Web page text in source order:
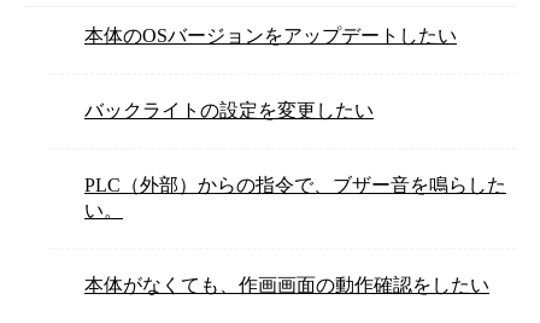
本体のOSバージョンをアップデートしたい
バックライトの設定を変更したい
PLC（外部）からの指令で、ブザー音を鳴らした
い。
本体がなくても、作画画面の動作確認をしたい